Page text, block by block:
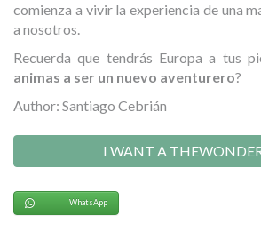
comienza a vivir la experiencia de una
a nosotros.
Recuerda que tendrás Europa a tus
animas a ser un nuevo aventurero?
Author: Santiago Cebrián
I WANT A
WhatsApp